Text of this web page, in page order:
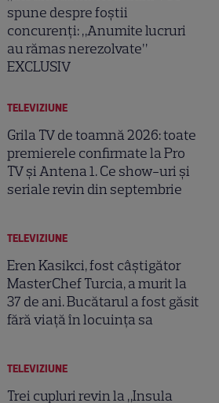
spune despre foștii
concurenți: „Anumite lucruri
au rămas nerezolvate”
EXCLUSIV
TELEVIZIUNE
Grila TV de toamnă 2026: toate
premierele confirmate la Pro
TV și Antena 1. Ce show-uri și
seriale revin din septembrie
TELEVIZIUNE
Eren Kasikci, fost câștigător
MasterChef Turcia, a murit la
37 de ani. Bucătarul a fost găsit
fără viață în locuința sa
TELEVIZIUNE
Trei cupluri revin la „Insula